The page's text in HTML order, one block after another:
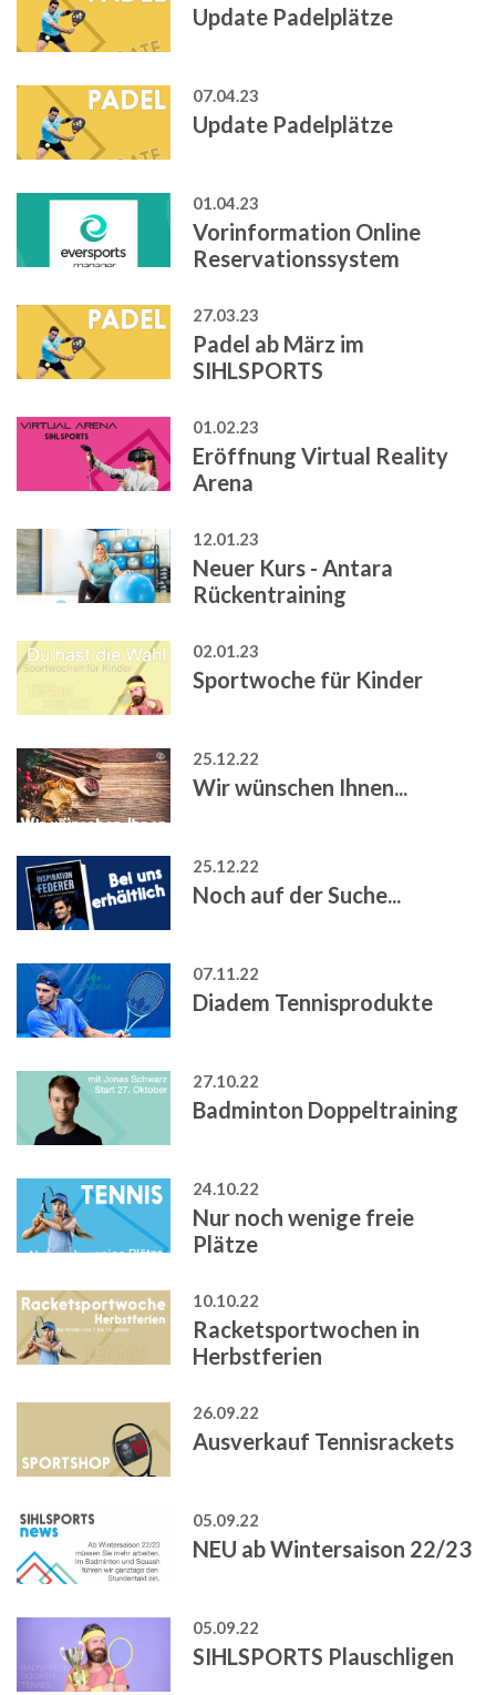
Update Padelplätze
07.04.23
Update Padelplätze
01.04.23
Vorinformation Online
Reservationssystem
27.03.23
Padel ab März im
SIHLSPORTS
01.02.23
Eröffnung Virtual Reality
Arena
12.01.23
Neuer Kurs - Antara
Rückentraining
02.01.23
Sportwoche für Kinder
25.12.22
Wir wünschen Ihnen...
25.12.22
Noch auf der Suche...
07.11.22
Diadem Tennisprodukte
27.10.22
Badminton Doppeltraining
24.10.22
Nur noch wenige freie
Plätze
10.10.22
Racketsportwochen in
Herbstferien
26.09.22
Ausverkauf Tennisrackets
05.09.22
NEU ab Wintersaison 22/23
05.09.22
SIHLSPORTS Plauschligen